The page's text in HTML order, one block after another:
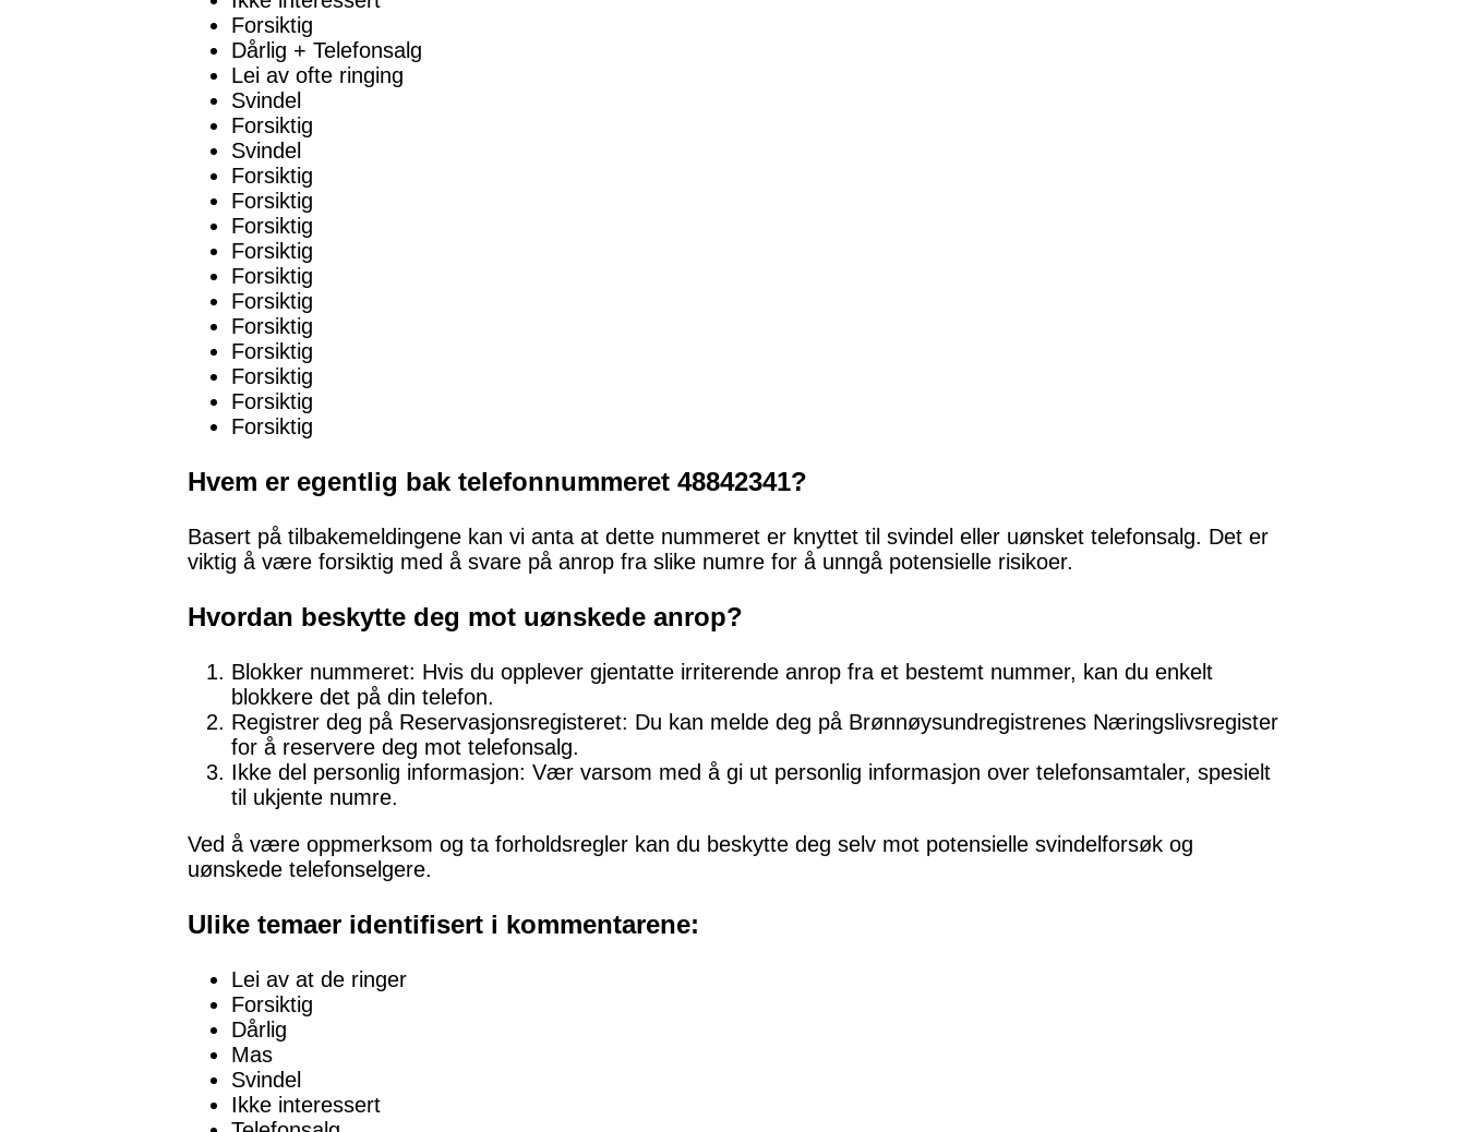
Forsiktig
Dårlig + Telefonsalg
Lei av ofte ringing
Svindel
Forsiktig
Svindel
Forsiktig
Forsiktig
Forsiktig
Forsiktig
Forsiktig
Forsiktig
Forsiktig
Forsiktig
Forsiktig
Forsiktig
Forsiktig
Hvem er egentlig bak telefonnummeret 48842341?
Basert på tilbakemeldingene kan vi anta at dette nummeret er knyttet til svindel eller uønsket telefonsalg. Det er
viktig å være forsiktig med å svare på anrop fra slike numre for å unngå potensielle risikoer.
Hvordan beskytte deg mot uønskede anrop?
Blokker nummeret: Hvis du opplever gjentatte irriterende anrop fra et bestemt nummer, kan du enkelt
blokkere det på din telefon.
Registrer deg på Reservasjonsregisteret: Du kan melde deg på Brønnøysundregistrenes Næringslivsregister
for å reservere deg mot telefonsalg.
Ikke del personlig informasjon: Vær varsom med å gi ut personlig informasjon over telefonsamtaler, spesielt
til ukjente numre.
Ved å være oppmerksom og ta forholdsregler kan du beskytte deg selv mot potensielle svindelforsøk og
uønskede telefonselgere.
Ulike temaer identifisert i kommentarene:
Lei av at de ringer
Forsiktig
Dårlig
Mas
Svindel
Ikke interessert